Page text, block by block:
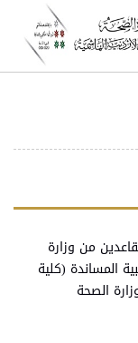
من وزارة
المساندة (كلية
الصحة